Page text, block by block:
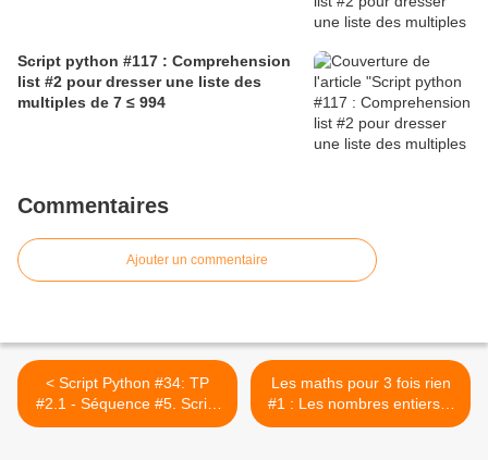
Script python #117 : Comprehension
list #2 pour dresser une liste des
multiples de 7 ≤ 994
Commentaires
Ajouter un commentaire
< Script Python #34: TP
#2.1 - Séquence #5. Script
Python : Les 10 premiers
Les maths pour 3 fois rien
#1 : Les nombres entiers &
décimaux >